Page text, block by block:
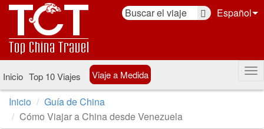
Español
Inicio Top 10 Viajes Viaje a Medida
Inicio
Guía de China
Cómo Viajar a China desde Venezuela